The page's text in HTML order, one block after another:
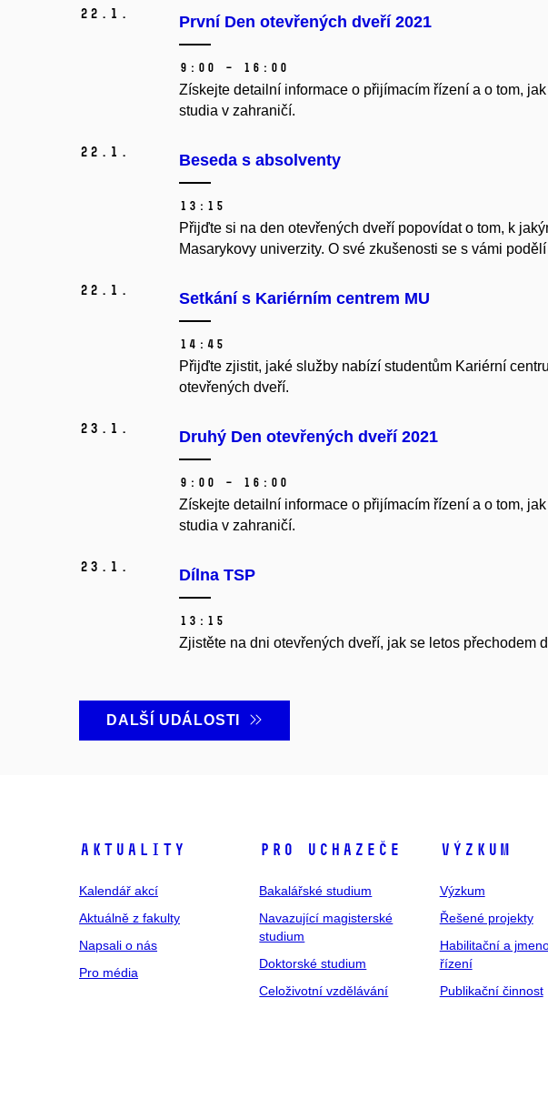
22. 1. První Den otevřených dveří 2021
9:00 – 16:00
Získejte detailní informace o přijímacím řízení a o tom,
studia v zahraničí.
22. 1. Beseda s absolventy
13:15
Přijďte si na den otevřených dveří popovídat o tom, k
Masarykovy univerzity. O své zkušenosti se s vámi
22. 1. Setkání s Kariérním centrem MU
14:45
Přijďte zjistit, jaké služby nabízí studentům Kariérní
otevřených dveří.
23. 1. Druhý Den otevřených dveří 2021
9:00 – 16:00
Získejte detailní informace o přijímacím řízení a o tom,
studia v zahraničí.
23. 1. Dílna TSP
13:15
Zjistěte na dni otevřených dveří, jak se letos přechodem
DALŠÍ UDÁLOSTI
Aktuality
Kalendář akcí
Aktuálně z fakulty
Napsali o nás
Pro média
Pro uchazeče
Bakalářské studium
Navazující magisterské
studium
Doktorské studium
Celoživotní vzdělávání
Výzkum
Výzkum
Řešené projekty
Habilitační a
řízení
Publikační činnost